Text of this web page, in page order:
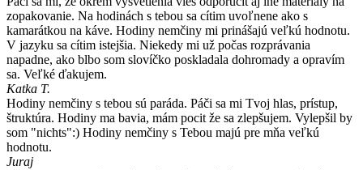
zopakovanie. Na hodinách s tebou sa cítim uvoľnene ako s
kamarátkou na káve. Hodiny nemčiny mi prinášajú veľkú hodnotu.
V jazyku sa cítim istejšia. Niekedy mi už počas rozprávania
napadne, ako blbo som slovíčko poskladala dohromady a opravím
sa. Veľké ďakujem.
Katka T.
Hodiny nemčiny s tebou sú paráda. Páči sa mi Tvoj hlas, prístup,
štruktúra. Hodiny ma bavia, mám pocit že sa zlepšujem. Vylepšil by
som "nichts":) Hodiny nemčiny s Tebou majú pre mňa veľkú
hodnotu.
Juraj